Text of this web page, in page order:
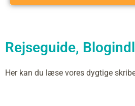
Rejseguide,
Her kan du læse vores dygtige